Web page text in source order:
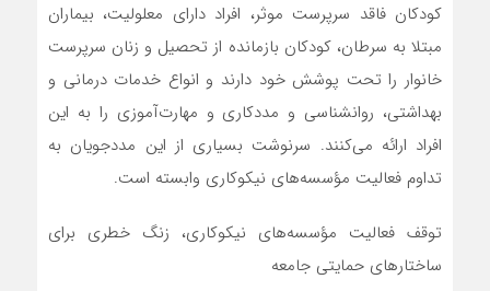
کودکان فاقد سرپرست موثر، افراد دارای معلولیت، بیماران
مبتلا به سرطان، کودکان بازمانده از تحصیل و زنان سرپرست
خانوار را تحت پوشش خود دارند و انواع خدمات درمانی و
بهداشتی، روانشناسی و مددکاری و مهارت‌آموزی را به این
افراد ارائه می‌کنند. سرنوشت بسیاری از این مددجویان به
تداوم فعالیت مؤسسه‌های نیکوکاری وابسته است.
توقف فعالیت مؤسسه‌های نیکوکاری، زنگ خطری برای
ساختارهای حمایتی جامعه